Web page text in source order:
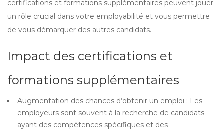
certifications et formations supplémentaires peuvent jouer
un rôle crucial dans votre employabilité et vous permettre
de vous démarquer des autres candidats.
Impact des certifications et
formations supplémentaires
Augmentation des chances d’obtenir un emploi : Les
employeurs sont souvent à la recherche de candidats
ayant des compétences spécifiques et des